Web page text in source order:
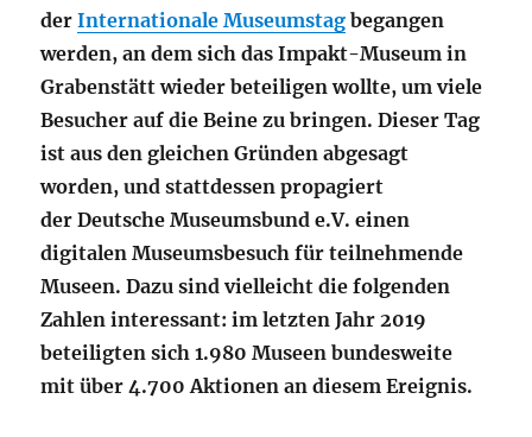
derInternationale Museumstag begangen
werden, an dem sich das Impakt-Museum in
Grabenstätt wieder beteiligen wollte, um viele
Besucher auf die Beine zu bringen. Dieser Tag
ist aus den gleichen Gründen abgesagt
worden, und stattdessen propagiert
der Deutsche Museumsbund e.V. einen
digitalen Museumsbesuch für teilnehmende
Museen. Dazu sind vielleicht die folgenden
Zahlen interessant: im letzten Jahr 2019
beteiligten sich 1.980 Museen bundesweite
mit über 4.700 Aktionen an diesem Ereignis.